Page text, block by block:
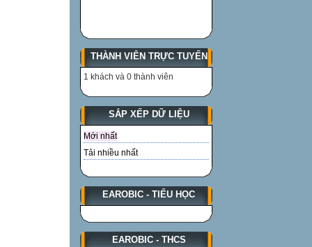
THÀNH VIÊN TRỰC TUYẾN
1 khách và 0 thành viên
SẮP XẾP DỮ LIỆU
Mới nhất
Tải nhiều nhất
EAROBIC - TIỂU HỌC
EAROBIC - THCS